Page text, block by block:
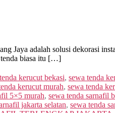
Jaya adalah solusi dekorasi
tenda biasa itu […]
kerucut bekasi, sewa tenda
kerucut murah, sewa tenda
5×5 murah, sewa tenda sarnafil
jakarta selatan, sewa tenda